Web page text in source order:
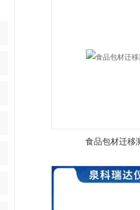
食品包材迁移